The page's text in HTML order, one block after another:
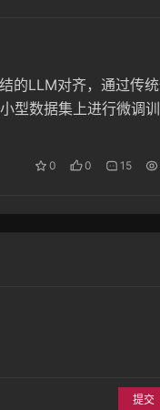
的LLM对齐，通过传
型数据集上进行微调训
0 0 15
提交